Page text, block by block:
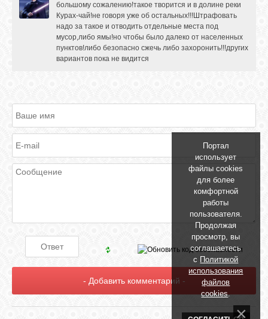
большому сожалению!такое творится и в долине реки
Курах-чай!не говоря уже об остальных!!!Штрафовать
надо за такое и отводить отдельные места под
мусор,либо ямы!но чтобы было далеко от населенных
пунктов!либо безопасно сжечь либо захоронить!!!других
вариантов пока не видится
Портал
использует
файлы cookies
для более
комфортной
работы
пользователя.
Продолжая
просмотр, вы
соглашаетесь
с Политикой
использования
файлов
cookies.